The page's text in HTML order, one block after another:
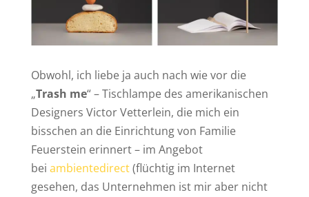
Obwohl, ich liebe ja auch nach wie vor die
„Trash me“ – Tischlampe des amerikanischen
Designers Victor Vetterlein, die mich ein
bisschen an die Einrichtung von Familie
Feuerstein erinnert – im Angebot
bei ambientedirect(flüchtig im Internet
gesehen, das Unternehmen ist mir aber nicht